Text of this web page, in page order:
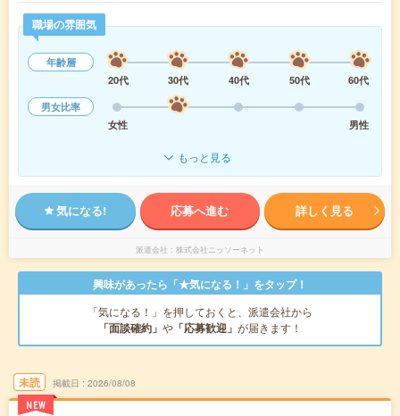
職場の雰囲気
年齢層
20代
30代 40代 50代
60代
男女比率
女性
男性
もっと見る
気になる! 応募へ進む 詳しく見る
派遣会社 株式会社ニッソーネット
興味があったら「★気になる！」をタップ！
「気になる！」を押しておくと、派遣会社から
「面談確約」 や 「応募歓迎」 が届きます！
未読
NEW
掲載日 2026/08/08